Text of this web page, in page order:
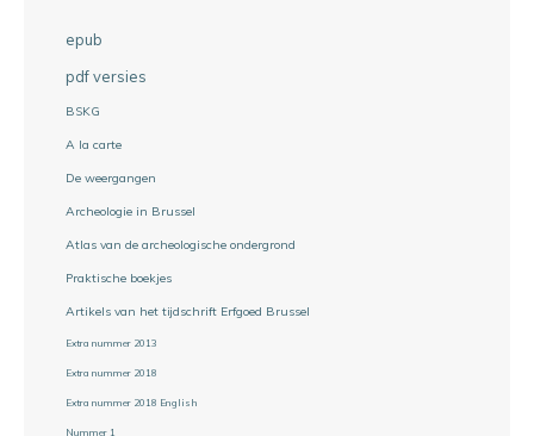
epub
pdf versies
BSKG
A la carte
De weergangen
Archeologie in Brussel
Atlas van de archeologische ondergrond
Praktische boekjes
Artikels van het tijdschrift Erfgoed Brussel
Extra nummer 2013
Extra nummer 2018
Extra nummer 2018 English
Nummer 1